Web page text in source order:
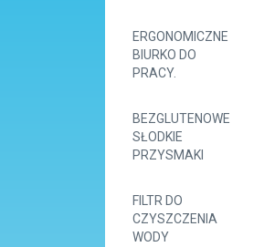
ERGONOMICZNE
BIURKO DO
PRACY.
BEZGLUTENOWE
SŁODKIE
PRZYSMAKI
FILTR DO
CZYSZCZENIA
WODY